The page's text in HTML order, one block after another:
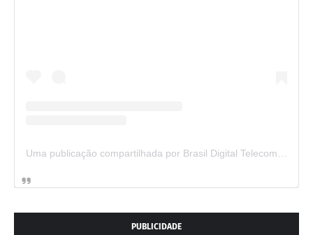
PUBLICIDADE